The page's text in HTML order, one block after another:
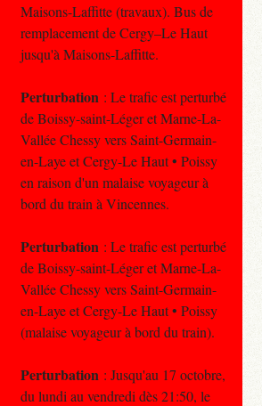
Maisons-Laffitte (travaux). Bus de
remplacement de Cergy–Le Haut
jusqu'à Maisons-Laffitte.
Perturbation : Le trafic est perturbé
de Boissy-saint-Léger et Marne-La-
Vallée Chessy vers Saint-Germain-
en-Laye et Cergy-Le Haut • Poissy
en raison d'un malaise voyageur à
bord du train à Vincennes.
Perturbation : Le trafic est perturbé
de Boissy-saint-Léger et Marne-La-
Vallée Chessy vers Saint-Germain-
en-Laye et Cergy-Le Haut • Poissy
(malaise voyageur à bord du train).
Perturbation : Jusqu'au 17 octobre,
du lundi au vendredi dès 21:50, le